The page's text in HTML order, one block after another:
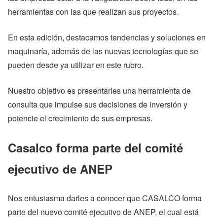
herramientas con las que realizan sus proyectos.
En esta edición, destacamos tendencias y soluciones en
maquinaría, además de las nuevas tecnologías que se
pueden desde ya utilizar en este rubro.
Nuestro objetivo es presentarles una herramienta de
consulta que impulse sus decisiones de inversión y
potencie el crecimiento de sus empresas.
Casalco forma parte del comité
ejecutivo de ANEP
Nos entusiasma darles a conocer que CASALCO forma
parte del nuevo comité ejecutivo de ANEP, el cual está